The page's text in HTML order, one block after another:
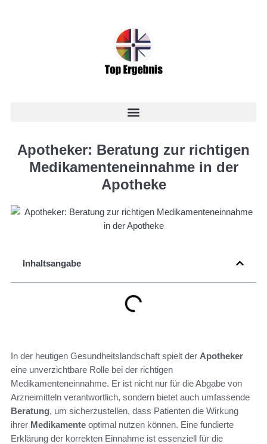
Apotheker: Beratung zur richtigen
Medikamenteneinnahme in der
Apotheke
Inhaltsangabe
In der heutigen Gesundheitslandschaft spielt der Apotheker
eine unverzichtbare Rolle bei der richtigen
Medikamenteneinnahme. Er ist nicht nur für die Abgabe von
Arzneimitteln verantwortlich, sondern bietet auch umfassende
Beratung, um sicherzustellen, dass Patienten die Wirkung
ihrer Medikamente optimal nutzen können. Eine fundierte
Erklärung der korrekten Einnahme ist essenziell für die